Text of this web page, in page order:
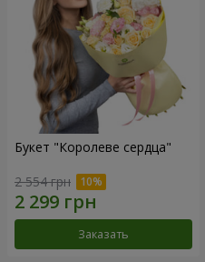
Букет "Королеве сердца"
2 554 грн
Заказать